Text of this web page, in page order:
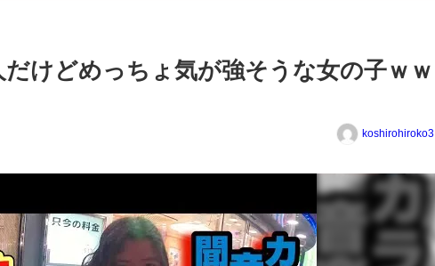
だけどめっちょ気が強そうな女の子ｗｗ
koshirohiroko3